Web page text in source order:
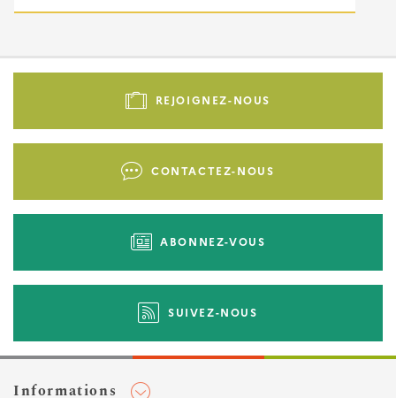
Pied
-
REJOIGNEZ-NOUS
CONTACTEZ-NOUS
ABONNEZ-VOUS
SUIVEZ-NOUS
Informations